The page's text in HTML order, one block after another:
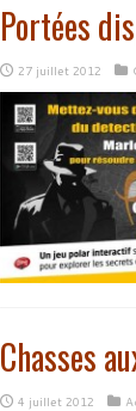
Portées
27 juillet 2012
Chasses
4 juillet 2012